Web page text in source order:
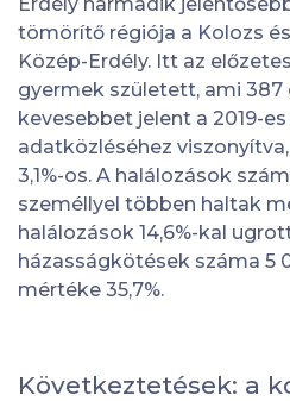
tömörítő régiója a Kolozs
Közép-Erdély. Itt az
gyermek született, ami 387
kevesebbet jelent a 2019-
adatközléséhez
3,1%-os. A halálozások
személlyel többen haltak
halálozások 14,6%-kal
házasságkötések száma 5
mértéke 35,7%.
Következtetések: a